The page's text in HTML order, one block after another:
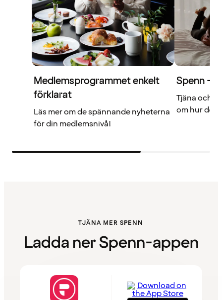
Medlemsprogrammet enkelt
förklarat
Läs mer om de spännande nyheterna
för din medlemsnivå!
Spenn –
Tjäna och
om hur det
TJÄNA MER SPENN
Ladda ner Spenn-appen